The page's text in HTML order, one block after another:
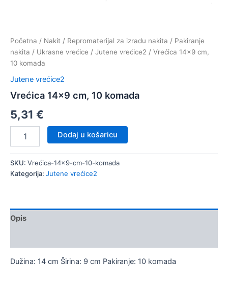
Početna / Nakit / Repromaterijal za izradu nakita / Pakiranje
nakita / Ukrasne vrećice / Jutene vrećice2 / Vrećica 14×9 cm,
10 komada
Jutene vrećice2
Vrećica 14×9 cm, 10 komada
5,31 €
14x9
10
komada
Dodaj u košaricu
SKU: Vrećica-14x9-cm-10-komada
Kategorija: Jutene vrećice2
Opis
Dužina: 14 cm Širina: 9 cm Pakiranje: 10 komada